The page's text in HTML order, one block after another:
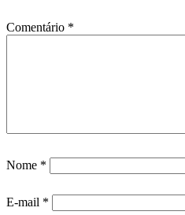
Comentário *
Nome *
E-mail *